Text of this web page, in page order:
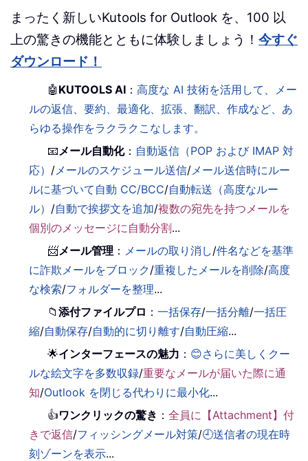
まったく新しいKutools for Outlook を、100 以
上の驚きの機能とともに体験しましょう！ 今すぐ
ダウンロード！
🤖 KUTOOLS AI ：高度な AI 技術を活用して、メー
ルの返信、要約、最適化、拡張、翻訳、作成など、あ
らゆる操作をラクラクこなします。
📧 メール自動化： 自動返信（POP および IMAP 対
応） / メールのスケジュール送信/ メール送信時にルー
ルに基づいて自動 CC/BCC/自動転送（高度なルー
ル） /自動で挨拶文を追加/複数の宛先を持つメールを
個別のメッセージに自動分割...
📨メール管理 ： メールの取り消し/件名などを基準
に詐欺メールをブロック/重複したメールを削除/高度
な検索/フォルダーを整理...
📁添付ファイルプロ ：一括保存/一括分離/一括圧
縮/自動保存/自動的に切り離す/自動圧縮...
🌟インターフェースの魅力 ： 😊さらに美しくクー
ルな絵文字を多数収録/重要なメールが届いた際に通
知/Outlook を閉じる代わりに最小化...
👍ワンクリックの驚き ：全員に【Attachment】付
きで返信/フィッシングメール対策/🕘送信者の現在時
刻ゾーンを表示...